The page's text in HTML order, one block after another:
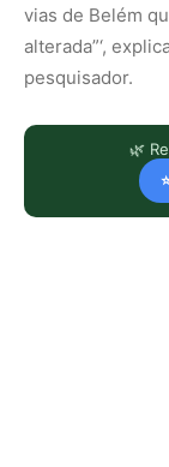
vias de Belém
alterada”‘,
pesquisador.
🌿